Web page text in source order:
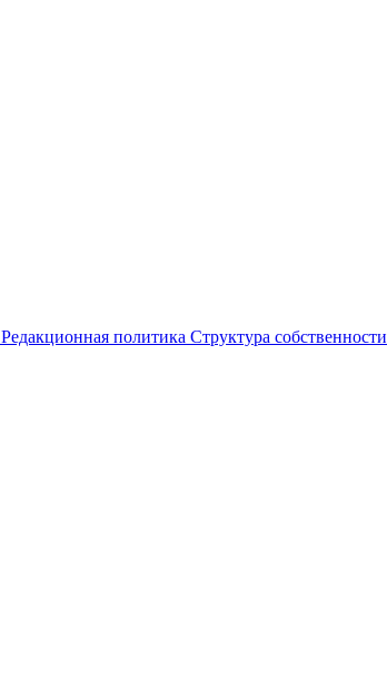
Редакционная политика Структура собственности